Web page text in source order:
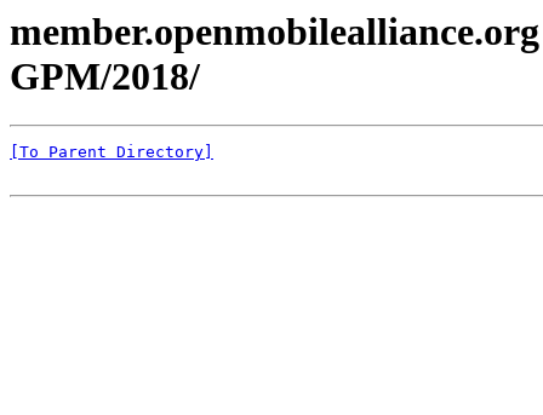
GPM/2018/
[To Parent Directory]